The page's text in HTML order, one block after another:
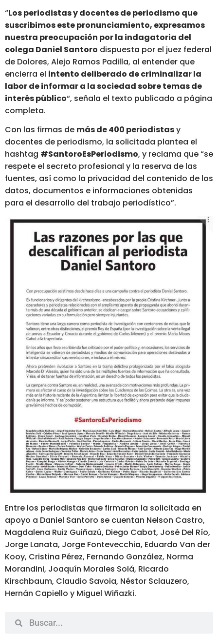
“Los periodistas y docentes de periodismo que
suscribimos este pronunciamiento, expresamos
nuestra preocupación por la indagatoria del
colega Daniel Santoro dispuesta por el juez federal
de Dolores, Alejo Ramos Padilla, al entender que
encierra el intento deliberado de criminalizar la
labor de informar a la sociedad sobre temas de
interés público“, señala el texto publicado a página
completa.
Con las firmas de más de 400 periodistasy
docentes de periodismo, la solicitada plantea el
hashtag #SantoroEsPeriodismo, y reclama que “se
respete el secreto profesional y la reserva de las
fuentes, así como la privacidad del contenido de los
datos, documentos e informaciones obtenidas
para el desarrollo del trabajo periodístico”.
Entre los periodistas que firmaron la solicitada en
apoyo a Daniel Santoro se cuentan Nelson Castro,
Magdalena Ruiz Guiñazú, Diego Cabot, José Del Río,
Jorge Lanata, Jorge Fontevecchia, Eduardo Van der
Kooy, Cristina Pérez, Fernando González, Norma
Morandini, Joaquín Morales Solá, Ricardo
Kirschbaum, Claudio Savoia, Néstor Sclauzero,
Hernán Capiello y Miguel Wiñazki.